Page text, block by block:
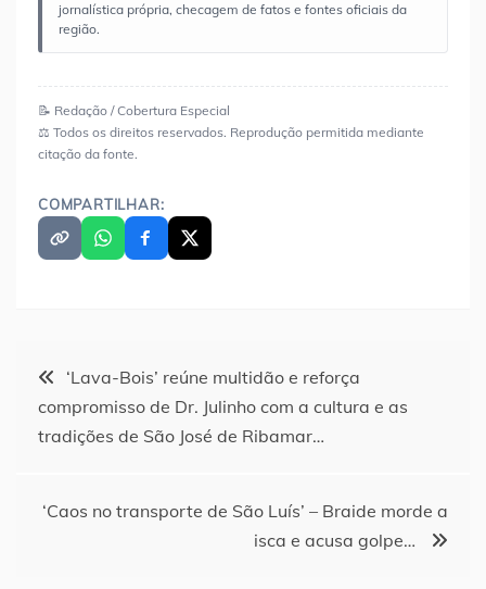
jornalística própria, checagem de fatos e fontes oficiais da
região.
📝 Redação / Cobertura Especial
⚖️ Todos os direitos reservados. Reprodução permitida mediante
citação da fonte.
COMPARTILHAR:
Navegação
de
‘Lava-Bois’ reúne multidão e reforça
compromisso de Dr. Julinho com a cultura e as
tradições de São José de Ribamar…
‘Caos no transporte de São Luís’ – Braide morde a
isca e acusa golpe…